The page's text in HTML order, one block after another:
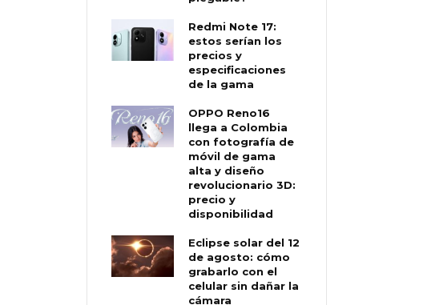
Redmi Note 17:
estos serían los
precios y
especificaciones
de la gama
OPPO Reno16
llega a Colombia
con fotografía de
móvil de gama
alta y diseño
revolucionario 3D:
precio y
disponibilidad
Eclipse solar del 12
de agosto: cómo
grabarlo con el
celular sin dañar la
cámara